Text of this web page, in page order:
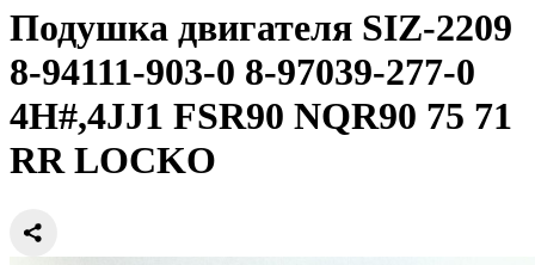
Подушка двигателя SIZ-2209
8-94111-903-0 8-97039-277-0
4H#,4JJ1 FSR90 NQR90 75 71
RR LOCKO